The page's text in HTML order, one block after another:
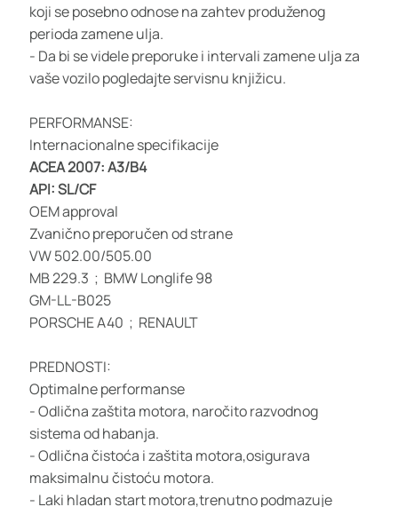
koji se posebno odnose na zahtev produženog
perioda zamene ulja.
- Da bi se videle preporuke i intervali zamene ulja za
vaše vozilo pogledajte servisnu knjižicu.
PERFORMANSE:
Internacionalne specifikacije
ACEA 2007: A3/B4
API: SL/CF
OEM approval
Zvanično preporučen od strane
VW 502.00/505.00
MB 229.3 ; BMW Longlife 98
GM-LL-B025
PORSCHE A40 ; RENAULT
PREDNOSTI:
Optimalne performanse
- Odlična zaštita motora, naročito razvodnog
sistema od habanja.
- Odlična čistoća i zaštita motora,osigurava
maksimalnu čistoću motora.
- Laki hladan start motora,trenutno podmazuje